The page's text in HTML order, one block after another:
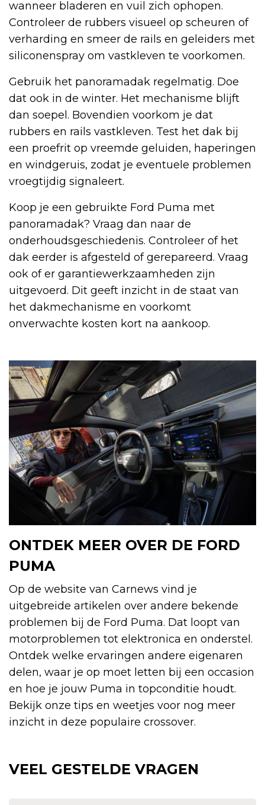
wanneer bladeren en vuil zich ophopen.
Controleer de rubbers visueel op scheuren of
verharding en smeer de rails en geleiders met
siliconenspray om vastkleven te voorkomen.
Gebruik het panoramadak regelmatig. Doe
dat ook in de winter. Het mechanisme blijft
dan soepel. Bovendien voorkom je dat
rubbers en rails vastkleven. Test het dak bij
een proefrit op vreemde geluiden, haperingen
en windgeruis, zodat je eventuele problemen
vroegtijdig signaleert.
Koop je een gebruikte Ford Puma met
panoramadak? Vraag dan naar de
onderhoudsgeschiedenis. Controleer of het
dak eerder is afgesteld of gerepareerd. Vraag
ook of er garantiewerkzaamheden zijn
uitgevoerd. Dit geeft inzicht in de staat van
het dakmechanisme en voorkomt
onverwachte kosten kort na aankoop.
ONTDEK MEER OVER DE FORD
PUMA
Op de website van Carnews vind je
uitgebreide artikelen over andere bekende
problemen bij de Ford Puma. Dat loopt van
motorproblemen tot elektronica en onderstel.
Ontdek welke ervaringen andere eigenaren
delen, waar je op moet letten bij een occasion
en hoe je jouw Puma in topconditie houdt.
Bekijk onze tips en weetjes voor nog meer
inzicht in deze populaire crossover.
VEEL GESTELDE VRAGEN